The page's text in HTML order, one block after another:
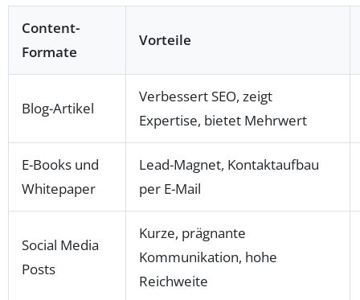
Content-
Formate
Vorteile
Blog-Artikel
Verbessert SEO, zeigt
Expertise, bietet Mehrwert
E-Books und
Whitepaper
Lead-Magnet, Kontaktaufbau
per E-Mail
Social Media
Posts
Kurze, prägnante
Kommunikation, hohe
Reichweite